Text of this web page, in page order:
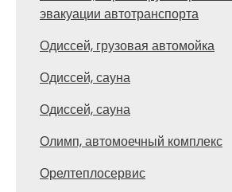
эвакуации автотранспорта
Одиссей, грузовая автомойка
Одиссей, сауна
Одиссей, сауна
Олимп, автомоечный комплекс
Орелтеплосервис